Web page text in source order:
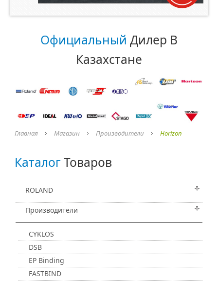
Официальный Дилер В
Казахстане
Главная Магазин Производители Horizon
КаталогТоваров
ROLAND
Производители
CYKLOS
DSB
EP Binding
FASTBIND